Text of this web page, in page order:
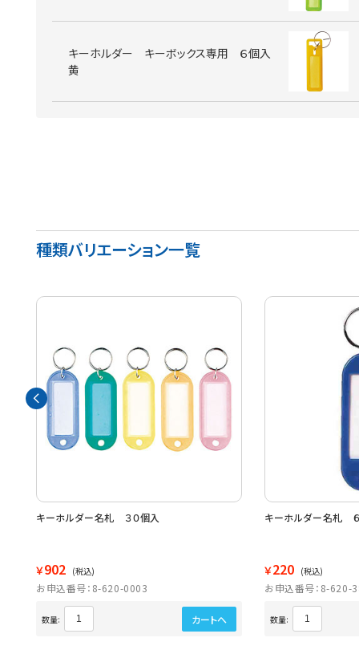
キーホルダー キーボックス専用 ６個入
黄
種類バリエーション一覧
キーホルダー名札 ３０個入
￥902 (税込)
お申込番号：8-620-0003
数量: カートへ
キーホルダー名札
￥220 (税込)
お申込番号：8-620-
数量: